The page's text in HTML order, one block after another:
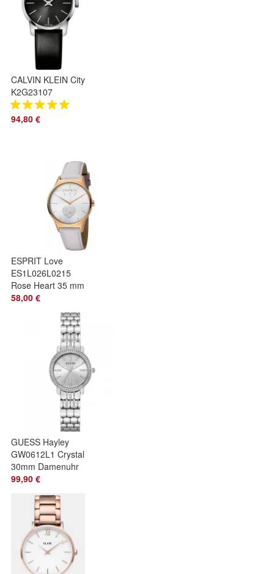
CALVIN KLEIN City
K2G23107
Damenuhr 31mm
NEU
94,80 €
ESPRIT Love
ES1L026L0215
Rose Heart 35 mm
Damenuhr
58,00 €
GUESS Hayley
GW0612L1 Crystal
30mm Damenuhr
99,90 €